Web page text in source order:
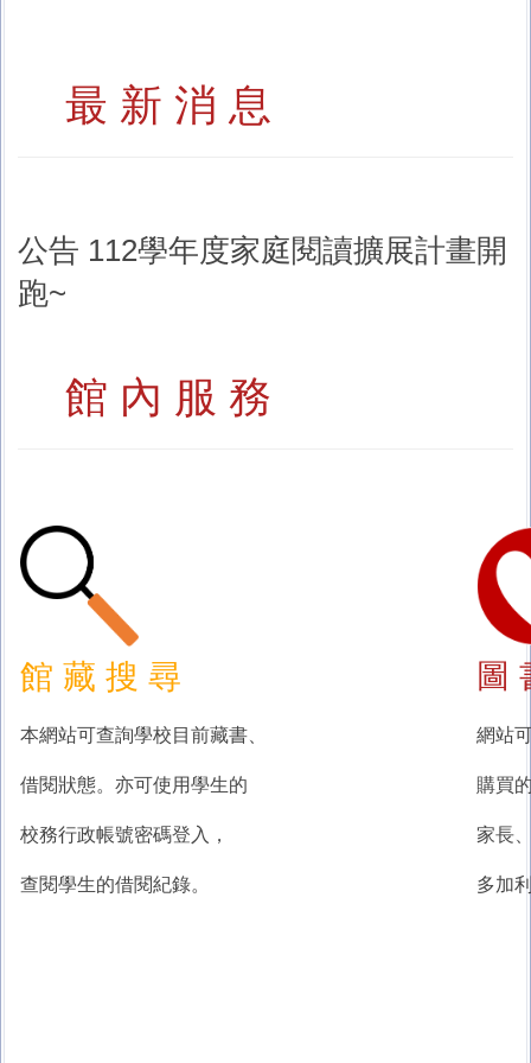
最 新 消 息
公告 112學年度家庭閱讀擴展計畫開
跑~
館 內 服 務
館 藏 搜 尋 圖
本網站可查詢學校目前藏書、
借閱狀態。亦可使用學生的
校務行政帳號密碼登入，
查閱學生的借閱紀錄。
網站
購買
家長
多